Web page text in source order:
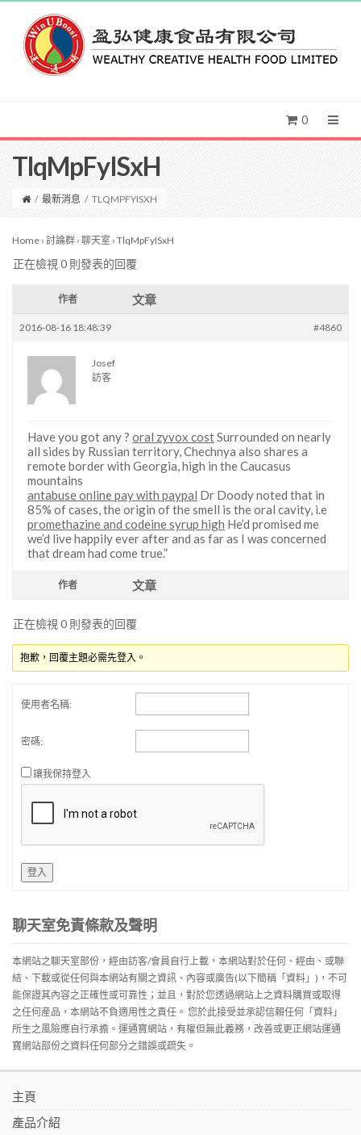
0
TlqMpFyISxH
/ 最新消息 / TLQMPFYISXH
Home › 討論群 › 聊天室 › TlqMpFyISxH
正在檢視 0 則發表的回覆
作者 文章
2016-08-16 18:48:39 #4860
Josef
訪客
Have you got any ? oral zyvox costSurrounded on nearly
all sides by Russian territory, Chechnya also shares a
remote border with Georgia, high in the Caucasus
mountains
antabuse online pay with paypal Dr Doody noted that in
85% of cases, the origin of the smell is the oral cavity, i.e
promethazine and codeine syrup high He’d promised me
we’d live happily ever after and as far as I was concerned
that dream had come true.”
作者 文章
正在檢視 0 則發表的回覆
抱歉，回覆主題必需先登入。
使用者名稱:
密碼:
讓我保持登入
登入
聊天室免責條款及聲明
本網站之聊天室部份，經由訪客/會員自行上載，本網站對於任何、經由、或聯
結、下載或從任何與本網站有關之資訊、內容或廣告(以下簡稱「資料」)，不可
能保證其內容之正確性或可靠性；並且，對於您透過網站上之資料購買或取得
之任何産品，本網站不負適用性之責任。 您於此接受並承認信賴任何「資料」
所生之風險應自行承擔。運通寶網站，有權但無此義務，改善或更正網站運通
寶網站部份之資料任何部分之錯誤或疏失。
主頁
產品介紹